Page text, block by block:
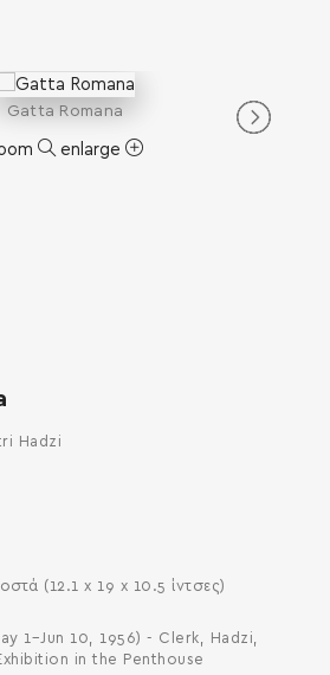
Gatta Romana
enlarge
Hadzi
(12.1 x 19 x 10.5 ίντσες)
1–Jun 10, 1956) - Clerk, Hadzi,
in the Penthouse